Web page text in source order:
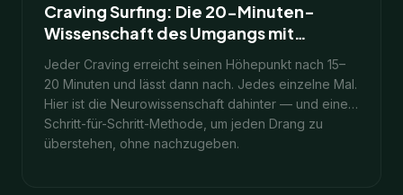
Craving Surfing: Die 20-Minuten-
Wissenschaft des Umgangs mit
Verlangen
Jeder Craving erreicht seinen Höhepunkt nach 15–
20 Minuten und lässt dann nach. Jedes einzelne Mal.
Hier ist die Neurowissenschaft dahinter — und eine
Schritt-für-Schritt-Methode, um jeden Drang zu
überstehen, ohne nachzugeben.